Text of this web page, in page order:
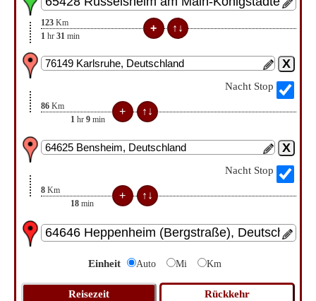
123 Km
1 hr 31 min
Nacht Stop
86 Km
1 hr 9 min
Nacht Stop
8 Km
18 min
Einheit Auto Mi Km